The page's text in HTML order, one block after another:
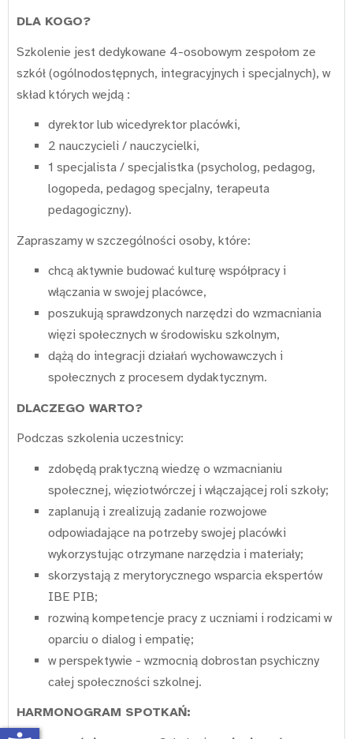
DLA KOGO?
Szkolenie jest dedykowane 4-osobowym zespołom ze
szkół (ogólnodostępnych, integracyjnych i specjalnych), w
skład których wejdą :
dyrektor lub wicedyrektor placówki,
2 nauczycieli / nauczycielki,
1 specjalista / specjalistka (psycholog, pedagog,
logopeda, pedagog specjalny, terapeuta
pedagogiczny).
Zapraszamy w szczególności osoby, które:
chcą aktywnie budować kulturę współpracy i
włączania w swojej placówce,
poszukują sprawdzonych narzędzi do wzmacniania
więzi społecznych w środowisku szkolnym,
dążą do integracji działań wychowawczych i
społecznych z procesem dydaktycznym.
DLACZEGO WARTO?
Podczas szkolenia uczestnicy:
zdobędą praktyczną wiedzę o wzmacnianiu
społecznej, więziotwórczej i włączającej roli szkoły;
zaplanują i zrealizują zadanie rozwojowe
odpowiadające na potrzeby swojej placówki
wykorzystując otrzymane narzędzia i materiały;
skorzystają z merytorycznego wsparcia ekspertów
IBE PIB;
rozwiną kompetencje pracy z uczniami i rodzicami w
oparciu o dialog i empatię;
w perspektywie - wzmocnią dobrostan psychiczny
całej społeczności szkolnej.
HARMONOGRAM SPOTKAŃ: